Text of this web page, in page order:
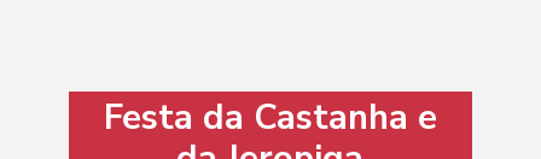
Festa da Castanha e